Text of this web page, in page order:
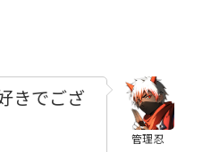
管理忍
きでござ